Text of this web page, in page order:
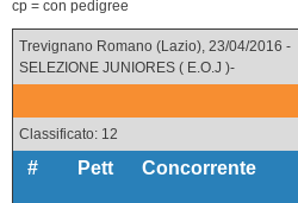
cp = con pedigree
Trevignano Romano (Lazio), 23/04/2016 -
SELEZIONE JUNIORES ( E.O.J )-
Classificato: 12
# Pett Concorrente